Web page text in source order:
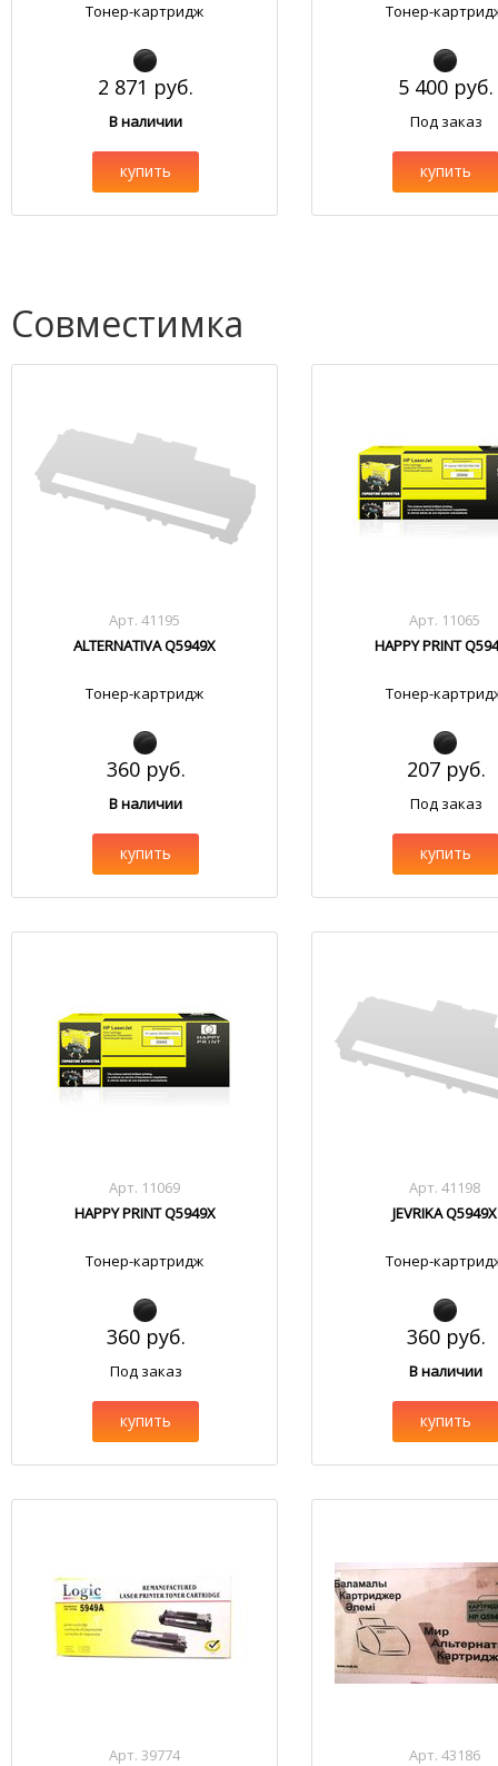
Тонер-картридж
2 871 руб.
В наличии
купить
Тонер-
5 400 руб.
Под заказ
купить
Совместимка
Арт. 41195
ALTERNATIVA Q5949X
Тонер-картридж
360 руб.
В наличии
купить
Арт. 11065
HAPPY PRINT
Тонер-
207 руб.
Под заказ
купить
Арт. 11069
HAPPY PRINT Q5949X
Тонер-картридж
360 руб.
Под заказ
купить
Арт. 41198
JEVRIKA Q5949X
Тонер-
360 руб.
В наличии
купить
Арт. 39774 Арт. 43186